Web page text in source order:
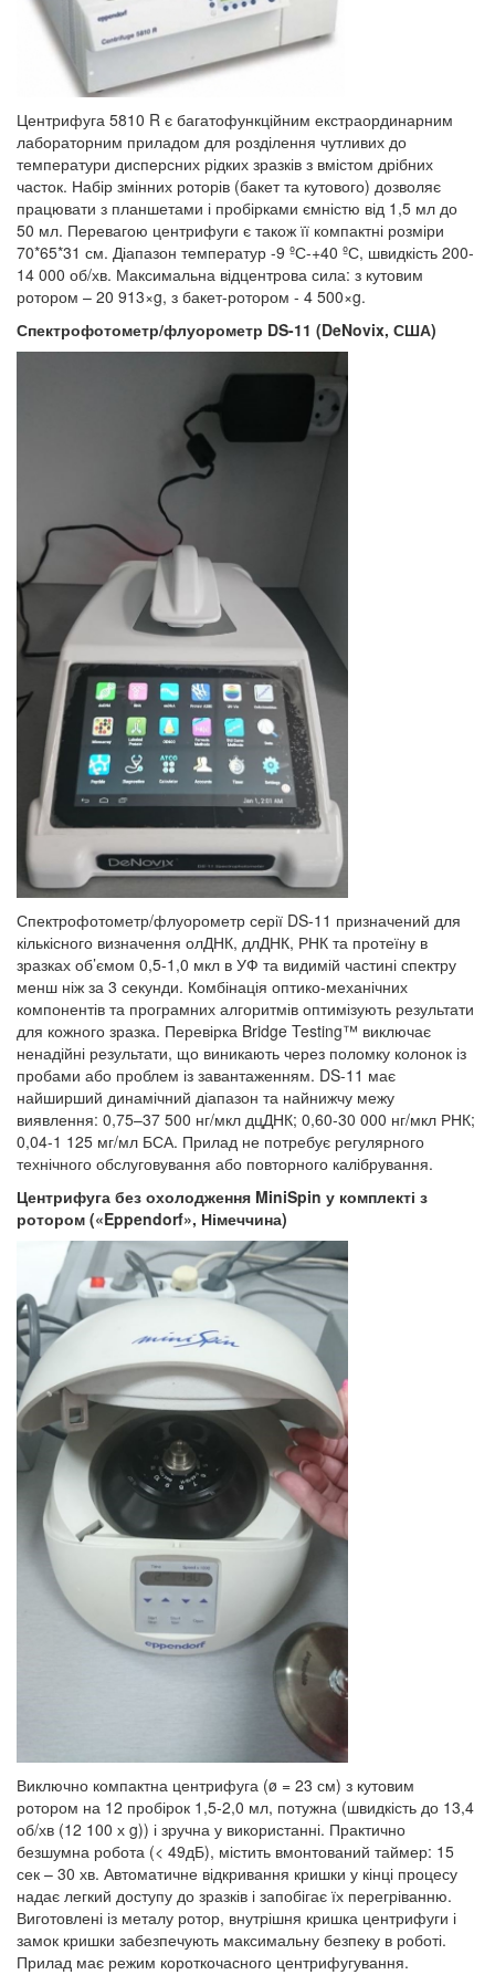
Центрифуга 5810 R є багатофункційним екстраординарним
лабораторним приладом для розділення чутливих до
температури дисперсних рідких зразків з вмістом дрібних
часток. Набір змінних роторів (бакет та кутового) дозволяє
працювати з планшетами і пробірками ємністю від 1,5 мл до
50 мл. Перевагою центрифуги є також її компактні розміри
70*65*31 см. Діапазон температур -9 ºС-+40 ºС, швидкість 200-
14 000 об/хв. Максимальна відцентрова сила: з кутовим
ротором – 20 913×g, з бакет-ротором - 4 500×g.
Спектрофотометр/флуорометр DS-11 (DeNovix, США)
Спектрофотометр/флуорометр серії DS-11 призначений для
кількісного визначення олДНК, длДНК, РНК та протеїну в
зразках об’ємом 0,5-1,0 мкл в УФ та видимій частині спектру
менш ніж за 3 секунди. Комбінація оптико-механічних
компонентів та програмних алгоритмів оптимізують результати
для кожного зразка. Перевірка Bridge Testing™ виключає
ненадійні результати, що виникають через поломку колонок із
пробами або проблем із завантаженням. DS-11 має
найширший динамічний діапазон та найнижчу межу
виявлення: 0,75–37 500 нг/мкл дцДНК; 0,60-30 000 нг/мкл РНК;
0,04-1 125 мг/мл БСА. Прилад не потребує регулярного
технічного обслуговування або повторного калібрування.
Центрифуга без охолодження MiniSpin у комплекті з
ротором («Eppendorf», Німеччина)
Виключно компактна центрифуга (ø = 23 см) з кутовим
ротором на 12 пробірок 1,5-2,0 мл, потужна (швидкість до 13,4
об/хв (12 100 х g)) і зручна у використанні. Практично
безшумна робота (< 49дБ), містить вмонтований таймер: 15
сек – 30 хв. Автоматичне відкривання кришки у кінці процесу
надає легкий доступу до зразків і запобігає їх перегріванню.
Виготовлені із металу ротор, внутрішня кришка центрифуги і
замок кришки забезпечують максимальну безпеку в роботі.
Прилад має режим короткочасного центрифугування.